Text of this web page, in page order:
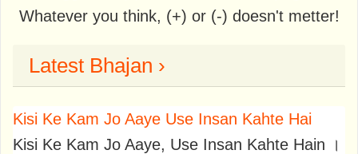
Whatever you think, (+) or (-) doesn't metter!
Latest Bhajan ›
Kisi Ke Kam Jo Aaye Use Insan Kahte Hai
Kisi Ke Kam Jo Aaye, Use Insan Kahte Hain ।